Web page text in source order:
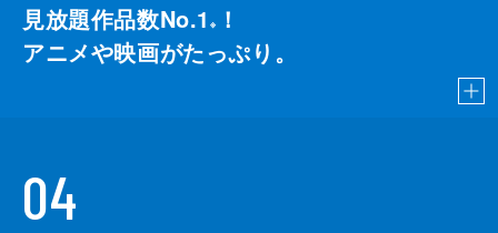
見放題作品数No.1 ※
！
アニメや映画がたっぷり。
04